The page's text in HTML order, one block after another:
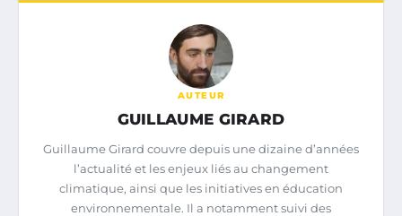
AUTEUR
GUILLAUME GIRARD
Guillaume Girard couvre depuis une dizaine d’années
l’actualité et les enjeux liés au changement
climatique, ainsi que les initiatives en éducation
environnementale. Il a notamment suivi des